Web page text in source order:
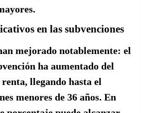
en las subvenciones
mejorado notablemente: el
ha aumentado del
llegando hasta el
menores de 36 años. En